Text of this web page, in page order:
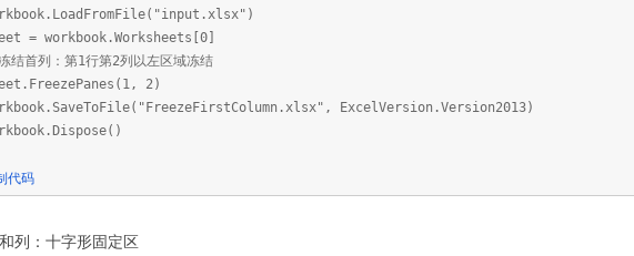
= workbook.Worksheets[0]
结首列：第1行第2列以左区域冻结
2)
ExcelVersion.Version2013)
代码
列：十字形固定区